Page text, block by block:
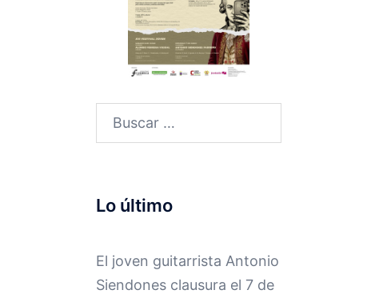
Buscar:
Lo último
El joven guitarrista Antonio
Siendones clausura el 7 de